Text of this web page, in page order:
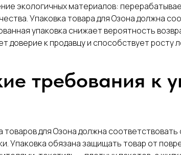
экологичных материалов:
Упаковка товара для Озона должна
упаковка снижает вероятность
доверие к продавцу и способствует
требования к
товаров для Озона должна
Упаковка обязана защищать товар от